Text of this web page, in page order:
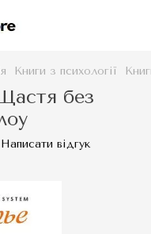
Книги з психології
без
Написати відгук